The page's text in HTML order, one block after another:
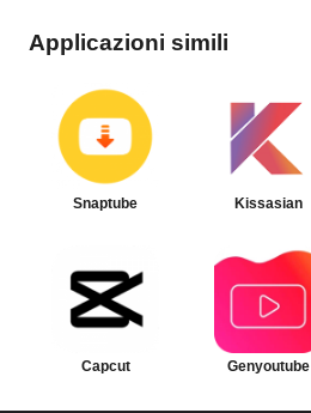
Applicazioni simili
Snaptube Kissasian
Capcut Genyoutube